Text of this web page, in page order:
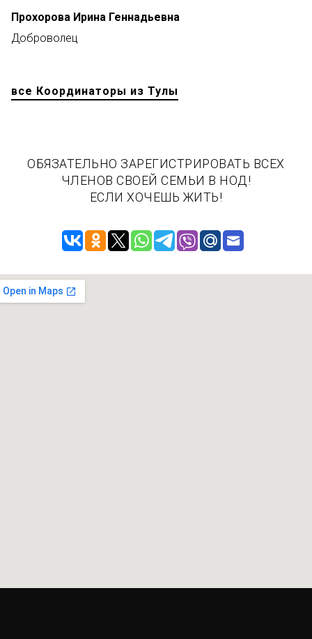
Прохорова Ирина Геннадьевна
Доброволец
все Координаторы из Тулы
ОБЯЗАТЕЛЬНО ЗАРЕГИСТРИРОВАТЬ ВСЕХ
ЧЛЕНОВ СВОЕЙ СЕМЬИ В НОД!
ЕСЛИ ХОЧЕШЬ ЖИТЬ!